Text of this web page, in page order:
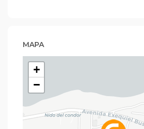
MAPA
+
−